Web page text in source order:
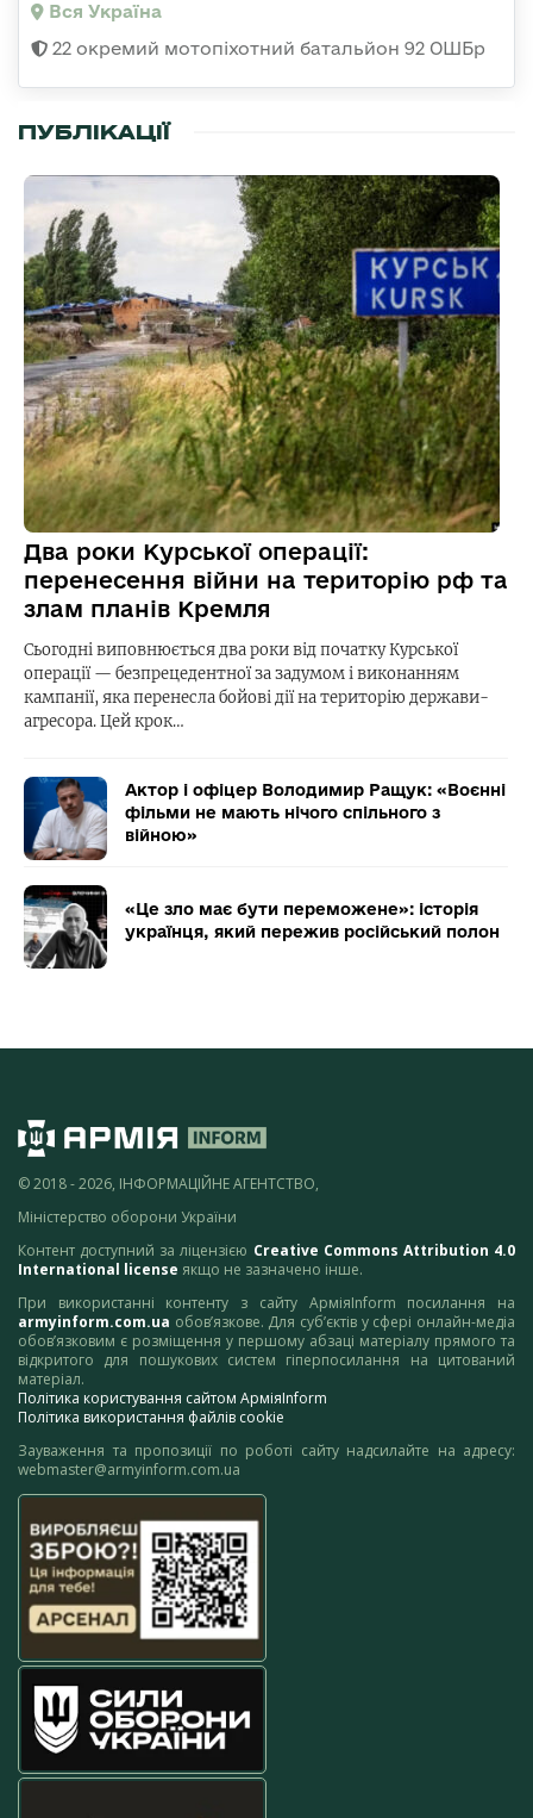
Вся Україна
22 окремий мотопіхотний батальйон 92 ОШБр
ПУБЛІКАЦІЇ
Два роки Курської операції:
перенесення війни на територію рф та
злам планів Кремля
Сьогодні виповнюється два роки від початку Курської
операції — безпрецедентної за задумом і виконанням
кампанії, яка перенесла бойові дії на територію держави-
агресора. Цей крок…
Актор і офіцер Володимир Ращук: «Воєнні
фільми не мають нічого спільного з
війною»
«Це зло має бути переможене»: історія
українця, який пережив російський полон
© 2018 - 2026, ІНФОРМАЦІЙНЕ АГЕНТСТВО,
Міністерство оборони України
Контент доступний за ліцензією Creative Commons Attribution 4.0
International license якщо не зазначено інше.
При використанні контенту з сайту АрміяInform посилання на
armyinform.com.ua обов’язкове. Для суб’єктів у сфері онлайн-медіа
обов’язковим є розміщення у першому абзаці матеріалу прямого та
відкритого для пошукових систем гіперпосилання на цитований
матеріал.
Політика користування сайтом АрміяInform
Політика використання файлів cookie
Зауваження та пропозиції по роботі сайту надсилайте на адресу:
webmaster@armyinform.com.ua